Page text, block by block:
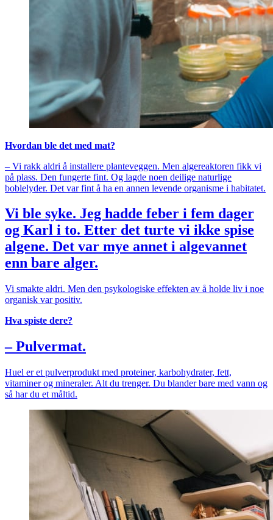
Hvordan ble det med mat?
– Vi rakk aldri å installere planteveggen. Men algereaktoren fikk vi
på plass. Den fungerte fint. Og lagde noen deilige naturlige
boblelyder. Det var fint å ha en annen levende organisme i habitatet.
Vi ble syke. Jeg hadde feber i fem dager
og Karl i to. Etter det turte vi ikke spise
algene. Det var mye annet i algevannet
enn bare alger.
Vi smakte aldri. Men den psykologiske effekten av å holde liv i noe
organisk var positiv.
Hva spiste dere?
– Pulvermat.
Huel er et pulverprodukt med proteiner, karbohydrater, fett,
vitaminer og mineraler. Alt du trenger. Du blander bare med vann og
så har du et måltid.